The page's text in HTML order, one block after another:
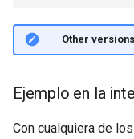
🤓 Other
Ejemplo en la
Con cualquiera de